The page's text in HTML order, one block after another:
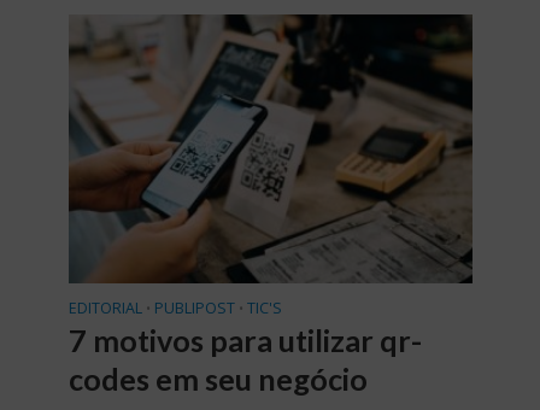
EDITORIAL • PUBLIPOST • TIC'S
7 motivos para utilizar qr-
codes em seu negócio